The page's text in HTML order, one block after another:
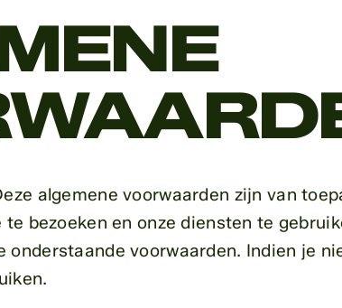
algemene voorwaarden zijn van
bezoeken en onze diensten te
onderstaande voorwaarden. Indien je